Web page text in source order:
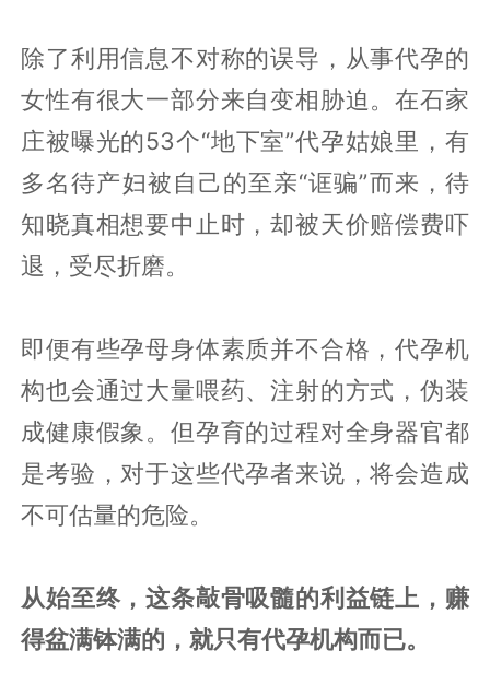
除了利用信息不对称的误导，从事代孕的
女性有很大一部分来自变相胁迫。在石家
庄被曝光的53个“地下室”代孕姑娘里，有
多名待产妇被自己的至亲“诓骗”而来，待
知晓真相想要中止时，却被天价赔偿费吓
退，受尽折磨。
即便有些孕母身体素质并不合格，代孕机
构也会通过大量喂药、注射的方式，伪装
成健康假象。但孕育的过程对全身器官都
是考验，对于这些代孕者来说，将会造成
不可估量的危险。
从始至终，这条敲骨吸髓的利益链上，赚
得盆满钵满的，就只有代孕机构而已。